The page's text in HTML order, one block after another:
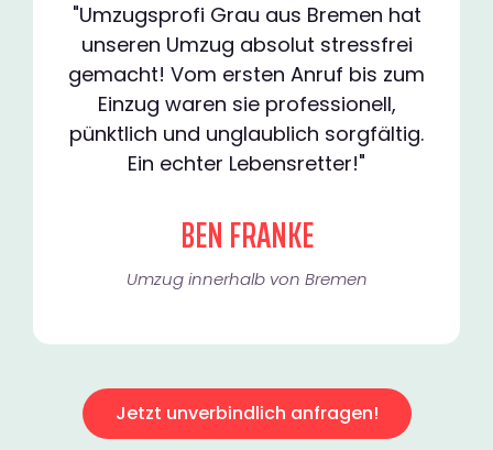
"Umzugsprofi Grau aus Bremen hat
unseren Umzug absolut stressfrei
gemacht! Vom ersten Anruf bis zum
Einzug waren sie professionell,
pünktlich und unglaublich sorgfältig.
Ein echter Lebensretter!"
BEN FRANKE
Umzug innerhalb von Bremen​
Jetzt unverbindlich anfragen!